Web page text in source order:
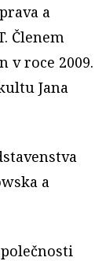
a
Členem
v roce 2009.
Jana
a